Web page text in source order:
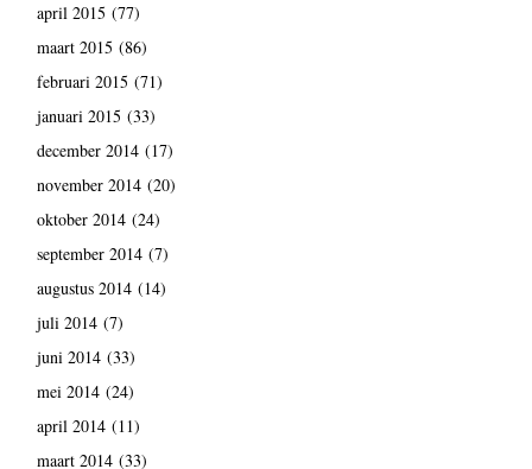
april 2015 (77)
maart 2015 (86)
februari 2015 (71)
januari 2015 (33)
december 2014(17)
november 2014(20)
oktober 2014(24)
september 2014(7)
augustus 2014(14)
juli 2014(7)
juni 2014(33)
mei 2014(24)
april 2014(11)
maart 2014(33)